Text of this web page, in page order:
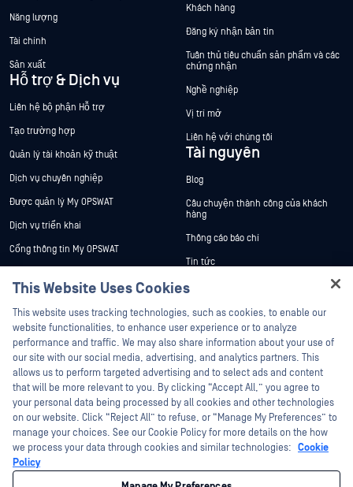
Năng lượng
Tài chính
Sản xuất
Hỗ trợ & Dịch vụ
Liên hệ bộ phận Hỗ trợ
Tạo trường hợp
Quản lý tài khoản kỹ thuật
Dịch vụ chuyên nghiệp
Được quản lý My OPSWAT
Dịch vụ triển khai
Cổng thông tin My OPSWAT
Đào tạo
Chương trình Xử lý Lỗ hổng Bảo mật
Đối tác
Chứng nhận
Đối tác công nghệ
Chương trình đối tác kênh phân phối
Khách hàng
Đăng ký nhận bản tin
Tuân thủ tiêu chuẩn sản phẩm và các
chứng nhận
Nghề nghiệp
Vị trí mở
Liên hệ với chúng tôi
Tài nguyên
Blog
Câu chuyện thành công của khách
hàng
Thông cáo báo chí
Tin tức
Sự kiện
Hội thảo trên trực tuyến
Datasheets
White Papers
Công cụ miễn phí
©2026 OPSWAT Công ty TNHH. Mọi quyền được bảo lưu. OPSWAT , MetaDefender
Metascan, MetaAccess , cái OPSWAT Logo, Không tin tưởng bất kỳ tệp tin nào.
Không tin tưởng bất kỳ thiết bị nào. OPSWAT Academy Bảo vệ thế giới cơ sở hạ
tầng trọng yếu Deep CDR™ Technology, InQuest, Logo InQuest, DFI, RetroHunt, Deep
This Website Uses Cookies
This website uses tracking technologies, such as cookies, to enable our
website functionalities, to enhance user experience or to analyze
performance and traffic. We may also share information about your use of
our site with our social media, advertising, and analytics partners. This
allows us to perform targeted advertising and to select ads and content
that will be more relevant to you. By clicking “Accept All,” you agree to
your personal data being processed by all cookies and other technologies
on our website. Click “Reject All” to refuse, or “Manage My Preferences” to
manage your choices. See our Cookie Policy for more details on the how
we process your data through cookies and similar technologies: Cookie
Policy
Hey there!
I'm Ozzy, your OPSWAT virtual assistant.
How can I help you secure what's critical
today?